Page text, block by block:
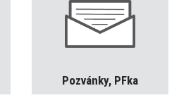
Pozvánky, PFka